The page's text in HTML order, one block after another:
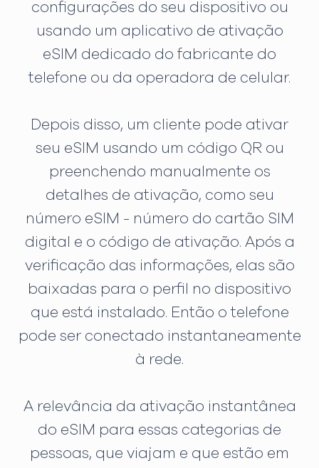
configurações do seu dispositivo ou
usando um aplicativo de ativação
eSIM dedicado do fabricante do
telefone ou da operadora de celular.
Depois disso, um cliente pode ativar
seu eSIM usando um código QR ou
preenchendo manualmente os
detalhes de ativação, como seu
número eSIM - número do cartão SIM
digital e o código de ativação. Após a
verificação das informações, elas são
baixadas para o perfil no dispositivo
que está instalado. Então o telefone
pode ser conectado instantaneamente
à rede.
A relevância da ativação instantânea
do eSIM para essas categorias de
pessoas, que viajam e que estão em